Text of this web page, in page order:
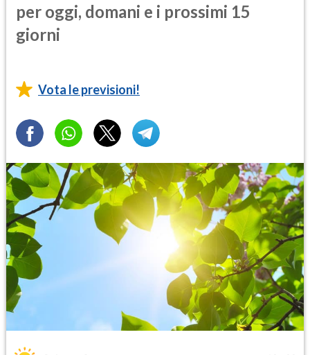
per oggi, domani e i prossimi 15
giorni
Vota le previsioni!